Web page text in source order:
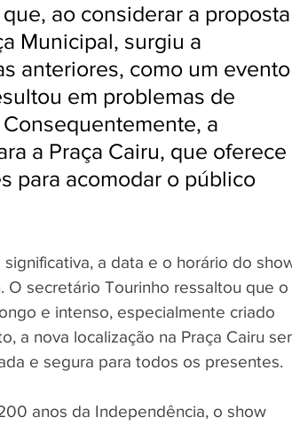
ao considerar a proposta
Municipal, surgiu a
anteriores, como um evento
em problemas de
a
a Praça Cairu, que oferece
para acomodar o público
a data e o horário do
O secretário Tourinho ressaltou que o
e intenso, especialmente criado
a nova localização na Praça Cairu
e segura para todos os presentes.
anos da Independência, o show